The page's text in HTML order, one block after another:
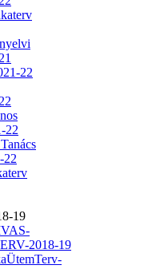
22
22
22
19
2018-19